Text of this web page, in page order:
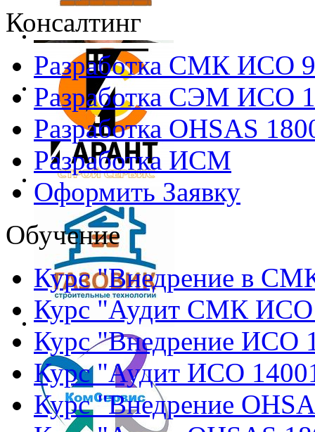
Консалтинг
Разработка СМК ИСО
Разработка СЭМ ИСО
Разработка OHSAS
Разработка ИСМ
Оформить Заявку
Обучение
Курс "Внедрение в
Курс "Аудит СМК ИСО
Курс "Внедрение ИСО
Курс "Аудит ИСО
Курс "Внедрение